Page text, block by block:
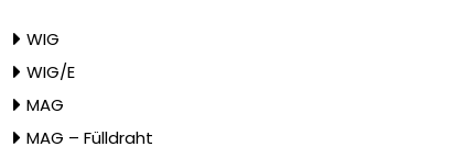
WIG
WIG/E
MAG
MAG – Fülldraht